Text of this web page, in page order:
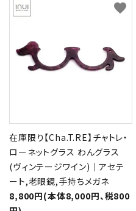
在庫限り【Cha.T.RE】チャトレ・
ローネットグラス わんグラス
(ヴィンテージワイン)｜アセテ
ート,老眼鏡,手持ちメガネ
8,800円(本体8,000円、税800
favorite